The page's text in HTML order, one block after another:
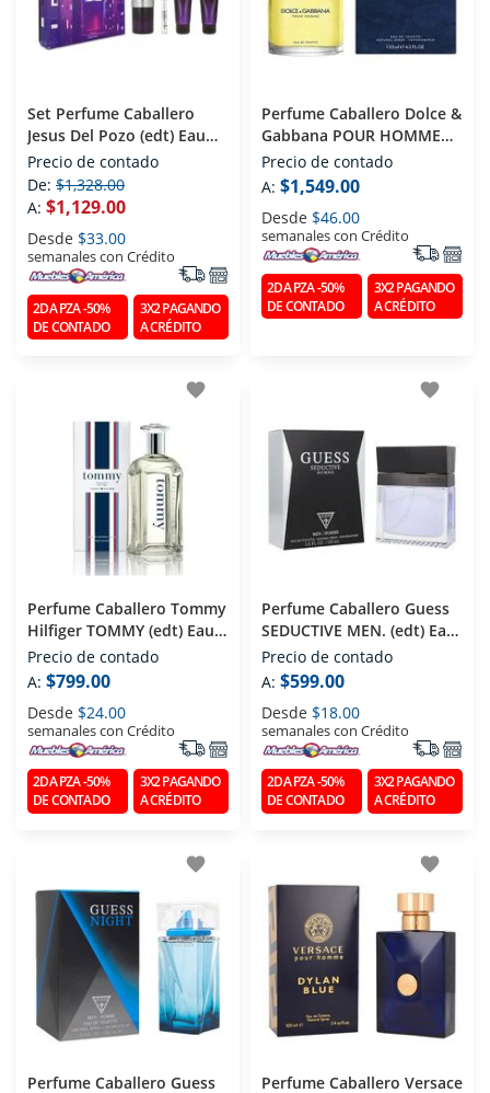
Set Perfume Caballero
Jesus Del Pozo (edt) Eau
De Toilette 100 Ml
Precio de contado
De: $1,328.00
A: $1,129.00
Desde $33.00
semanales con Crédito
2DA PZA -50%
DE CONTADO
3X2 PAGANDO
A CRÉDITO
Perfume Caballero Dolce &
Gabbana POUR HOMME
(edt) Eau De Toilette 125
Ml
Precio de contado
A: $1,549.00
Desde $46.00
semanales con Crédito
2DA PZA -50%
DE CONTADO
3X2 PAGANDO
A CRÉDITO
favorite
Perfume Caballero Tommy
Hilfiger TOMMY (edt) Eau
De Toilette 100 Ml
Precio de contado
A: $799.00
Desde $24.00
semanales con Crédito
2DA PZA -50%
DE CONTADO
3X2 PAGANDO
A CRÉDITO
favorite
Perfume Caballero Guess
SEDUCTIVE MEN. (edt) Eau
De Toilette 100 Ml
Precio de contado
A: $599.00
Desde $18.00
semanales con Crédito
2DA PZA -50%
DE CONTADO
3X2 PAGANDO
A CRÉDITO
favorite
Perfume Caballero Guess
favorite
Perfume Caballero Versace